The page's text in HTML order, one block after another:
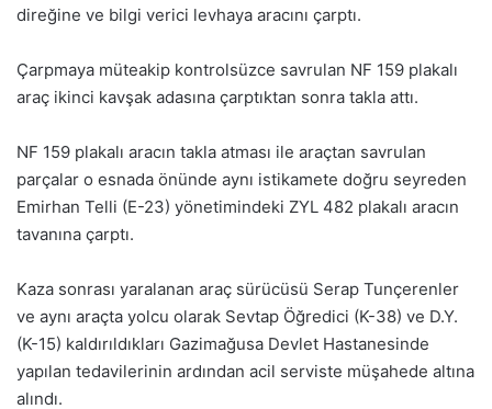
direğine ve bilgi verici levhaya aracını çarptı.
Çarpmaya müteakip kontrolsüzce savrulan NF 159 plakalı
araç ikinci kavşak adasına çarptıktan sonra takla attı.
NF 159 plakalı aracın takla atması ile araçtan savrulan
parçalar o esnada önünde aynı istikamete doğru seyreden
Emirhan Telli (E-23) yönetimindeki ZYL 482 plakalı aracın
tavanına çarptı.
Kaza sonrası yaralanan araç sürücüsü Serap Tunçerenler
ve aynı araçta yolcu olarak Sevtap Öğredici (K-38) ve D.Y.
(K-15) kaldırıldıkları Gazimağusa Devlet Hastanesinde
yapılan tedavilerinin ardından acil serviste müşahede altına
alındı.